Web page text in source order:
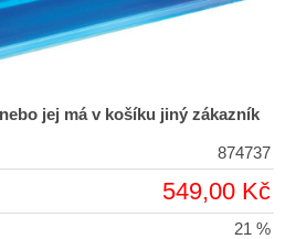
jej má v košíku jiný zákazník
874737
549,00 Kč
21 %